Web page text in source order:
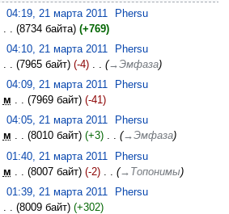
04:19, 21 марта 2011
Phersu
8734 байта
+769
04:10, 21 марта 2011
Phersu
7965 байт -4 ‎
→‎Эмфаза
04:09, 21 марта 2011
Phersu
м 7969 байт
-41
04:05, 21 марта 2011
Phersu
м 8010 байт +3 ‎
→‎Эмфаза
01:40, 21 марта 2011
Phersu
м 8007 байт -2 ‎
→‎Топонимы
01:39, 21 марта 2011
Phersu
8009 байт
+302